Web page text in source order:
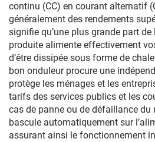
continu (CC) en courant alternatif
généralement des rendements
signifie qu’une plus grande part de
produite alimente effectivement
d’être dissipée sous forme de
bon onduleur procure une
protège les ménages et les
tarifs des services publics et les
cas de panne ou de défaillance du
bascule automatiquement sur
assurant ainsi le fonctionnement